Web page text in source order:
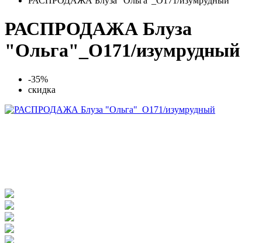
РАСПРОДАЖА Блуза
"Ольга"_О171/изумрудный
-35%
скидка